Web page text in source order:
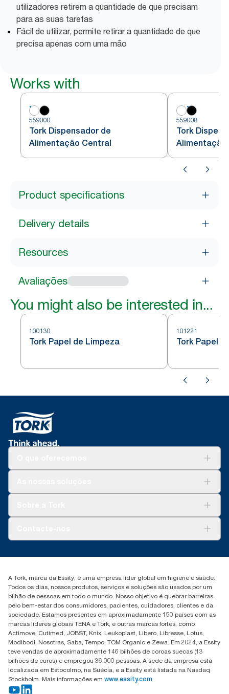
utilizadores retirem a quantidade de que precisam
para as suas tarefas
Fácil de utilizar, permite retirar a quantidade de que
precisa apenas com uma mão
Works with
559000
Tork Dispensador de
Alimentação Central
559008
Tork
Alimentação
Product specifications
Delivery details
Resources
Avaliações
You might also be interested in...
100130
Tork Papel de Limpeza
101221
Tork Papel
+351 218 985 110
A Tork, marca da Essity, é uma empresa líder global em higiene e saúde.
Todos os dias, nossos produtos, serviços e soluções são usados por um
bilhão de pessoas em todo o mundo. Nosso objetivo é quebrar barreiras
pelo bem-estar dos consumidores, pacientes, cuidadores, clientes e da
sociedade. Estamos presentes em aproximadamente 150 países com as
marcas líderes globais TENA e Tork, e outras marcas fortes, como
Actimove, Cutimed, JOBST, Knix, Leukoplast, Libero, Libresse, Lotus,
Modibodi, Nosotras, Saba, Tempo, TOM Organic e Zewa. Em 2024, a Essity
teve vendas de aproximadamente 146 bilhões de coroas suecas (13
bilhões de euros) e empregou 36.000 pessoas. A sede da empresa está
localizada em Estocolmo, na Suécia, e a Essity está listada na Nasdaq
Stockholm. Mais informações em www.essity.com